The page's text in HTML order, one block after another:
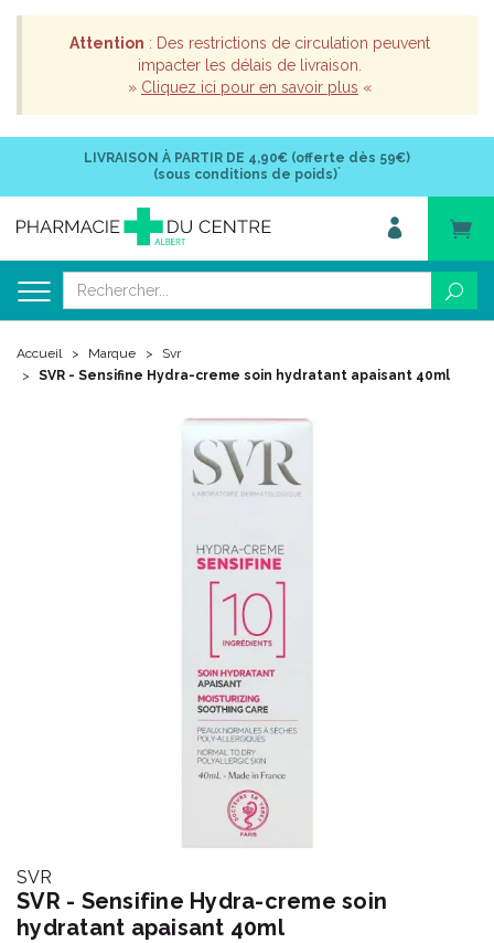
Attention : Des restrictions de circulation peuvent
impacter les délais de livraison.
» Cliquez ici pour en savoir plus «
LIVRAISON À PARTIR DE 4,90€ (offerte dès 59€)
(sous conditions de poids)*
Accueil Marque
Svr
SVR - Sensifine Hydra-creme soin hydratant apaisant 40ml
SVR
SVR - Sensifine Hydra-creme soin
hydratant apaisant 40ml